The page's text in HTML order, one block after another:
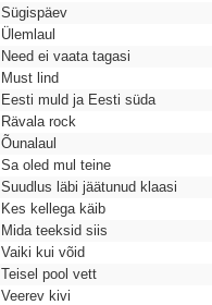
Sügispäev
Ülemlaul
Need ei vaata tagasi
Must lind
Eesti muld ja Eesti süda
Rävala rock
Õunalaul
Sa oled mul teine
Suudlus läbi jäätunud klaasi
Kes kellega käib
Mida teeksid siis
Vaiki kui võid
Teisel pool vett
Veerev kivi